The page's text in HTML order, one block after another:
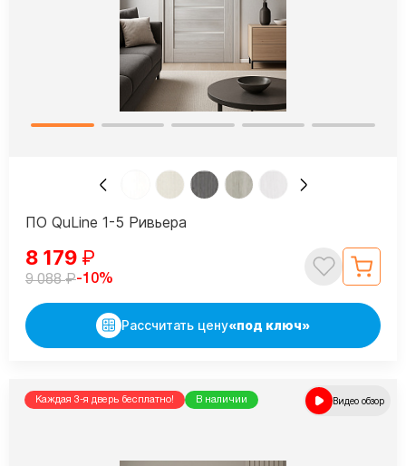
ПО QuLine 1-5 Ривьера
8 179 ₽
9 088₽-10%
Рассчитать цену«под ключ»
Каждая 3-я дверь бесплатно! В наличии Видео обзор